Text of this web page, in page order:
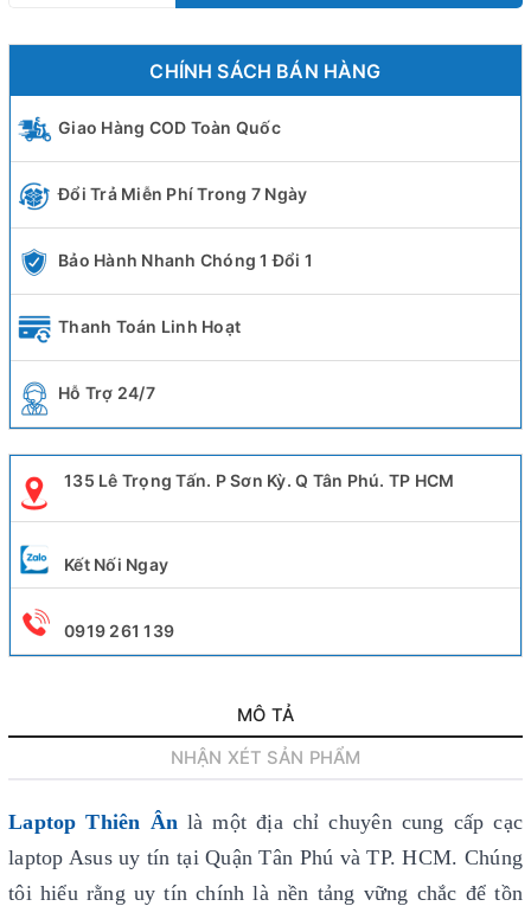
CHÍNH SÁCH BÁN HÀNG
Giao Hàng COD Toàn Quốc
Đổi Trả Miễn Phí Trong 7 Ngày
Bảo Hành Nhanh Chóng 1 Đổi 1
Thanh Toán Linh Hoạt
Hỗ Trợ 24/7
135 Lê Trọng Tấn. P Sơn Kỳ. Q Tân Phú. TP HCM
Kết Nối Ngay
0919 261 139
MÔ TẢ
NHẬN XÉT SẢN PHẨM
Laptop Thiên Ân là một địa chỉ chuyên cung cấp cạc
laptop Asus uy tín tại Quận Tân Phú và TP. HCM. Chúng
tôi hiểu rằng uy tín chính là nền tảng vững chắc để tồn